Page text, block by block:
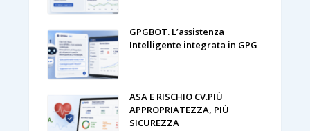
GPGBOT. L’assistenza
Intelligente integrata in GPG
ASA E RISCHIO CV.PIÙ
APPROPRIATEZZA, PIÙ
SICUREZZA